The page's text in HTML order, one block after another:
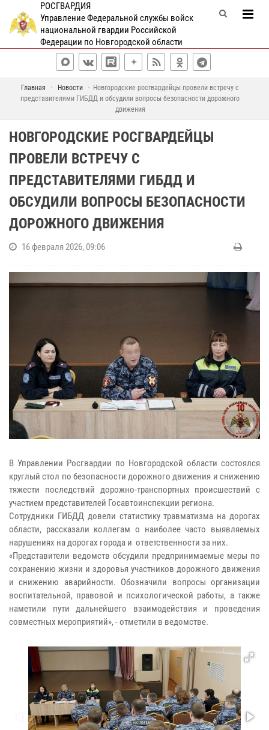
РОСГВАРДИЯ
Управление Федеральной службы войск
национальной гвардии Российской
Федерации по Новгородской области
Главная Новости
Новгородские росгвардейцы провели встречу с
представителями ГИБДД и обсудили вопросы безопасности дорожного
движения
НОВГОРОДСКИЕ РОСГВАРДЕЙЦЫ
ПРОВЕЛИ ВСТРЕЧУ С
ПРЕДСТАВИТЕЛЯМИ ГИБДД И
ОБСУДИЛИ ВОПРОСЫ БЕЗОПАСНОСТИ
ДОРОЖНОГО ДВИЖЕНИЯ
16 февраля 2026, 09:06
В Управлении Росгвардии по Новгородской области состоялся
круглый стол по безопасности дорожного движения и снижению
тяжести последствий дорожно-транспортных происшествий с
участием представителей Госавтоинспекции региона.
Сотрудники ГИБДД довели статистику травматизма на дорогах
области, рассказали коллегам о наиболее часто выявляемых
нарушениях на дорогах города и ответственности за них.
«Представители ведомств обсудили предпринимаемые меры по
сохранению жизни и здоровья участников дорожного движения
и снижению аварийности. Обозначили вопросы организации
воспитательной, правовой и психологической работы, а также
наметили пути дальнейшего взаимодействия и проведения
совместных мероприятий», - отметили в ведомстве.